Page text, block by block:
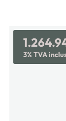
3% TVA